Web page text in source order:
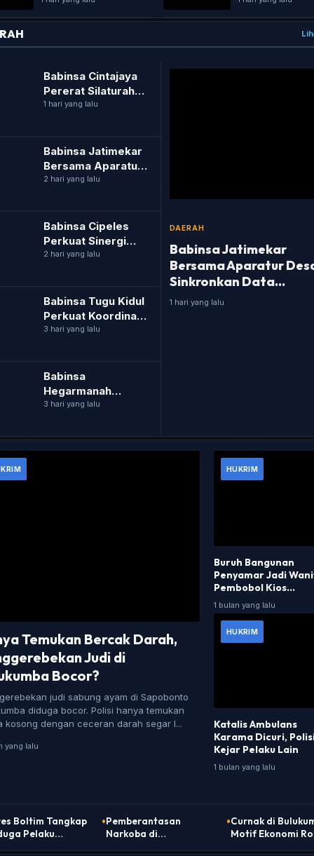
praperadilan – Apa
Babinsa Cintajaya
Pererat Silaturahmi
dengan Tokoh
1 hari yang lalu
Babinsa Jatimekar
Bersama Aparatur
Desa Sinkronkan
2 hari yang lalu
Babinsa Cipeles
Perkuat Sinergi
dengan Perangkat
2 hari yang lalu
Babinsa Tugu Kidul
Perkuat Koordinasi
Hadapi Musim
3 hari yang lalu
Babinsa
Hegarmanah
Perbarui Data
Tepat Sasaran
3 hari yang lalu
DAERAH
Babinsa Jatimekar
Bersama Aparatur
Sinkronkan Data
Demografi Wilayah
1 hari yang lalu
Temukan Bercak Darah,
Judi di
Bocor?
judi sabung ayam di Sapobonto
diduga bocor. Polisi hanya temukan
kosong dengan ceceran darah segar l...
yang lalu
HUKRIM
Buruh Bangunan
Penyamar Jadi
Pembobol Kios
Ditangkap di
1 bulan yang lalu
HUKRIM
Katalis Ambulans
Karama Dicuri,
Kejar Pelaku Lain
1 bulan yang lalu
Boltim Tangkap
Pelaku
•Pemberantasan
Narkoba di
•Curnak di
Motif Ekonomi